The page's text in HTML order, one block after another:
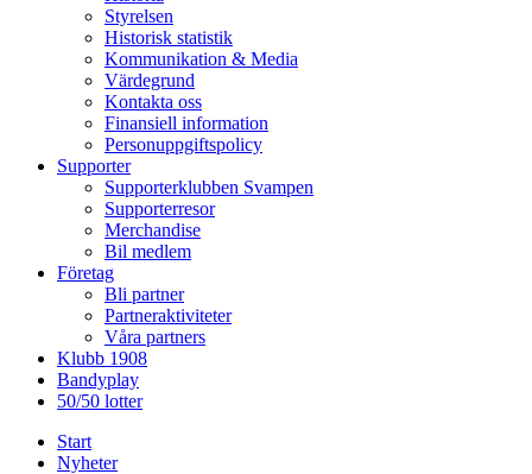
Styrelsen
Historisk statistik
Kommunikation & Media
Värdegrund
Kontakta oss
Finansiell information
Personuppgiftspolicy
Supporter
Supporterklubben Svampen
Supporterresor
Merchandise
Bil medlem
Företag
Bli partner
Partneraktiviteter
Våra partners
Klubb 1908
Bandyplay
50/50 lotter
Start
Nyheter